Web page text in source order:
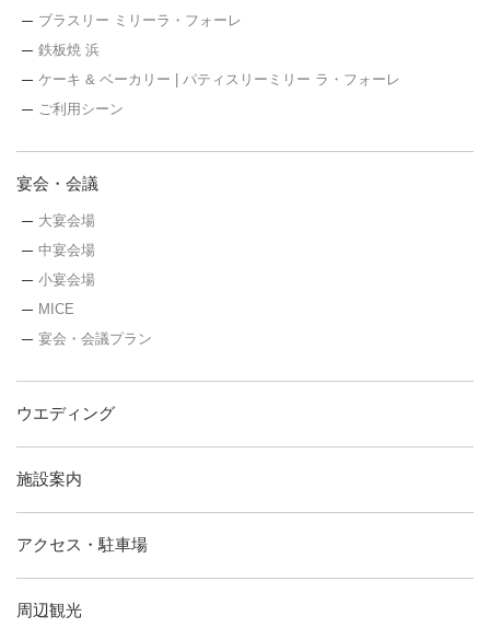
ブラスリー ミリーラ・フォーレ
鉄板焼 浜
ケーキ & ベーカリー | パティスリーミリー ラ・フォーレ
ご利用シーン
宴会・会議
大宴会場
中宴会場
小宴会場
MICE
宴会・会議プラン
ウエディング
施設案内
アクセス・駐車場
周辺観光